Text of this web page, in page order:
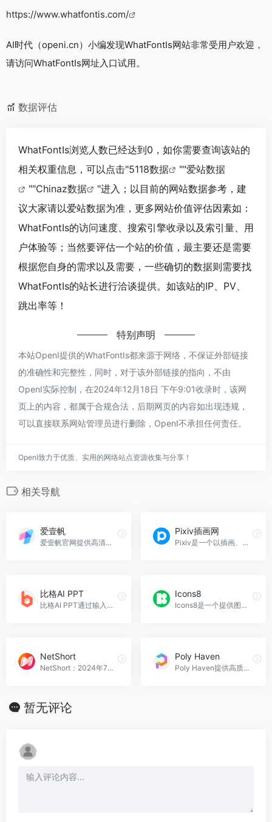
https://www.whatfontis.com/
AI时代（openi.cn）小编发现WhatFontIs网站非常受用户欢迎，
请访问WhatFontIs网址入口试用。
数据评估
WhatFontIs浏览人数已经达到0，如你需要查询该站的
相关权重信息，可以点击"5118数据 ""爱站数据
""Chinaz数据
"进入；以目前的网站数据参考，建
议大家请以爱站数据为准，更多网站价值评估因素如：
WhatFontIs的访问速度、搜索引擎收录以及索引量、用
户体验等；当然要评估一个站的价值，最主要还是需要
根据您自身的需求以及需要，一些确切的数据则需要找
WhatFontIs的站长进行洽谈提供。如该站的IP、PV、
跳出率等！
特别声明
本站OpenI提供的WhatFontIs都来源于网络，不保证外部链接
的准确性和完整性，同时，对于该外部链接的指向，不由
OpenI实际控制，在2024年12月18日 下午9:01收录时，该网
页上的内容，都属于合规合法，后期网页的内容如出现违规，
可以直接联系网站管理员进行删除，OpenI不承担任何责任。
OpenI致力于优质、实用的网络站点资源收集与分享！
相关导航
爱壹帆
爱壹帆官网提供高清免费的电影、电视剧、综艺、动漫在线观看，流畅体验。
Pixiv插画网
Pixiv是一个以插画、漫画和小说为中心的虚拟社区，用户可上传原创作品并互动。
比格AI PPT
比格AI PPT通过输入主题一键生成可自定义的PPT。
Icons8
Icons8是一个提供图标、照片、插画和音效素材的综合性资源网站。
NetShort
NetShort：2024年7月上线的免费短剧APP，提供独家垂直电视节目。
Poly Haven
Poly Haven提供高质量3D模型和纹理，支持CC0协议，免费下载并可商用。
暂无评论